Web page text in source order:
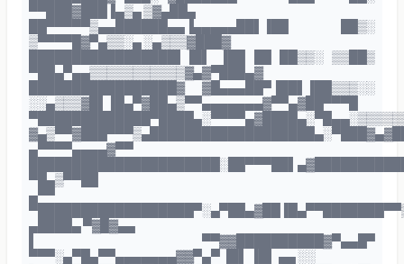
▀▀███▓███▐▄▒▄ ▒▓▄██▄
██▀▀▀▀▀▒▄▄██████▄▄▐▄▄▄▄▄██▌▐██ ██▒░
▒▀▀▀▀█▓▀▄▒▒░▄ ░▄▒▒▒▓███▓
█████████████████▌▐█▌ ▐██ ██ ██▒▒░ ▒▒██▒
▀██▄▀▄▄▒▒▒▒▒▒▒▒▒▒▒▓▄▓▀███▄▓
█████████████████▓ ▓█▄▄▄██▀▐██▌▐██▒▒▒░░
░░▄▒▒▒▓█▌▐█▄▀▓██▄▒▀▀▄▄▄▄▄▄▄▓▀▀▄▓██▀▀▀█
▄▀▀▀▀▄▄▄▄▓▀▀
▀█▄▒▀▀██
▄▀▀
▄████▄ ▀▓█▓▄▄
▌ ▀▀▓▓██████████▓▀▄▄█▀
▀▀▀░▄▀█▄▀▀▄▄▄▄▄▄▄▓▓▀▄▀ ▐█▌ ▐█▌ ▄▄ ░░